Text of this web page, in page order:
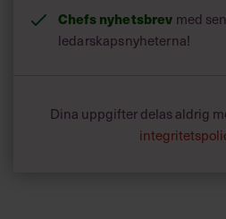
Chefs nyhetsbrev med
ledarskapsnyheterna!
Dina uppgifter delas aldrig